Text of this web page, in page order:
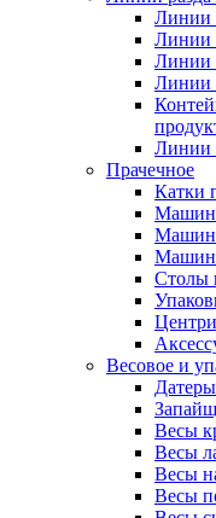
Линии
Линии
Линии
Линии
Линии
Прачечное
Катки
Столы
Весовое и
Весы
Весы
Весы
Весы